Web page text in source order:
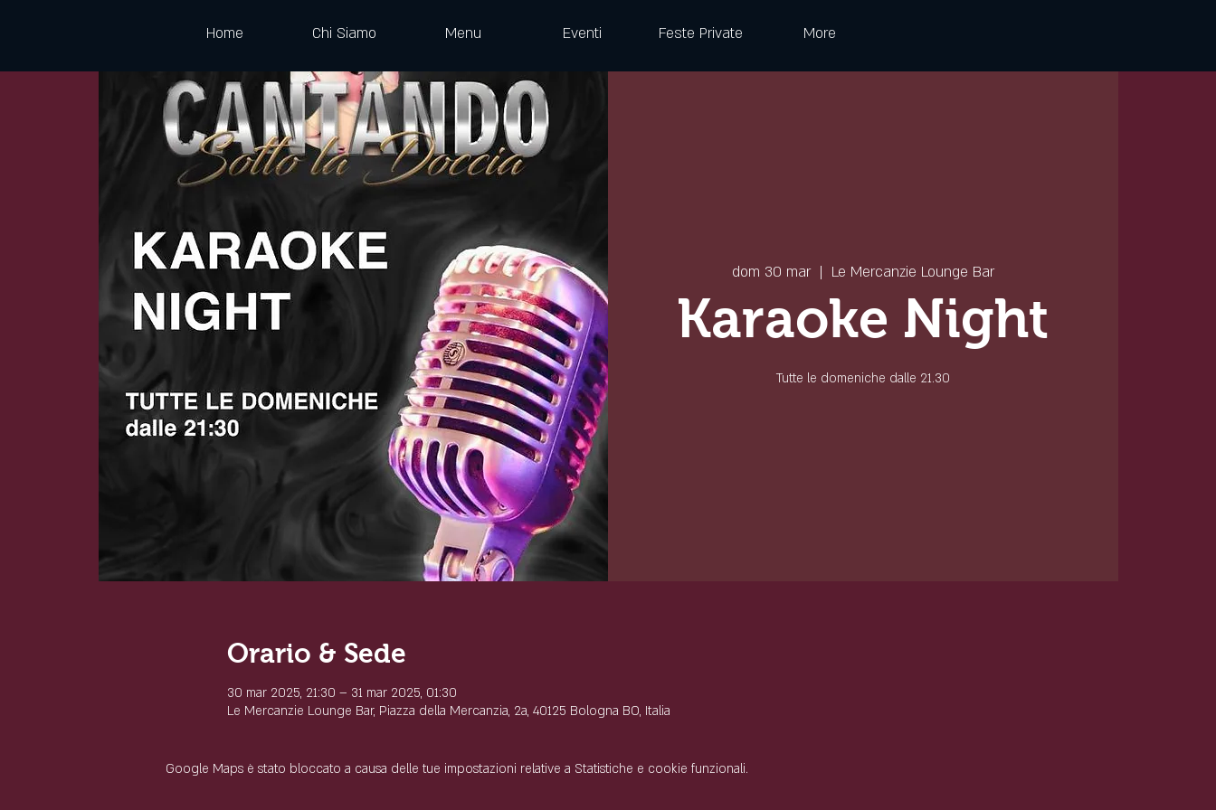
Home Chi Siamo Menu Eventi Feste Private More
dom 30 mar
  |
Le Mercanzie Lounge Bar
Karaoke Night
Tutte le domeniche dalle 21.30
Orario & Sede
30 mar 2025, 21:30 – 31 mar 2025, 01:30
Le Mercanzie Lounge Bar, Piazza della Mercanzia, 2a, 40125 Bologna BO, Italia
Google Maps è stato bloccato a causa delle tue impostazioni relative a Statistiche e cookie funzionali.